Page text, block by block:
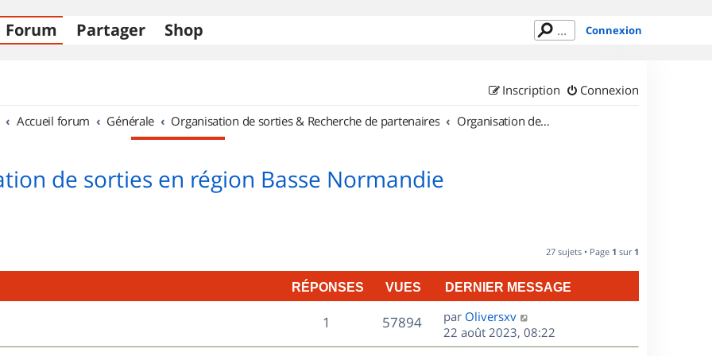
Forum Partager Shop Connexion
Connexion
Inscription
Accueil forum Générale Organisation de sorties & Recherche de partenaires Organisation de sorties en région Basse Normandie
de sorties en région Basse Normandie
27 sujets • Page 1 sur 1
RÉPONSES VUES DERNIER MESSAGE
1
é
57894V
u
D
e
r
par Oliversxv
22 août 2023, 08:22